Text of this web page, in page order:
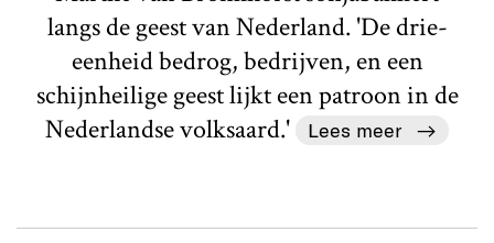
langs de geest van Nederland. 'De drie-
eenheid bedrog, bedrijven, en een
schijnheilige geest lijkt een patroon in de
Nederlandse volksaard.'
Lees meer